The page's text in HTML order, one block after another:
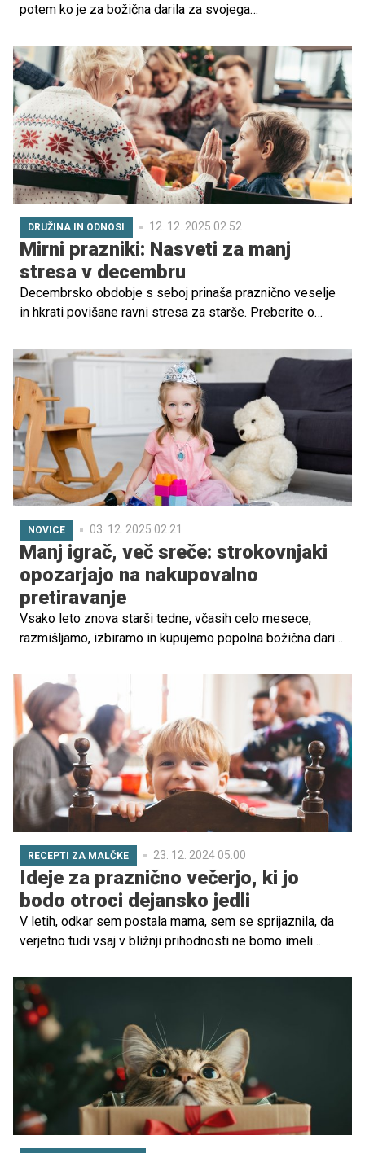
potem ko je za božična darila za svojega
del tega zneska je šel predvsem za luksuzni adventni
koledar, poln presenečenj.
DRUŽINA IN ODNOSI 12. 12. 2025 02.52
Mirni prazniki: Nasveti za manj
stresa v decembru
Decembrsko obdobje s seboj prinaša praznično veselje
in hkrati povišane ravni stresa za starše. Preberite o
družinskih dinamik in ohranjanje miru med prazničnim
časom.
NOVICE 03. 12. 2025 02.21
Manj igrač, več sreče: strokovnjaki
opozarjajo na nakupovalno
pretiravanje
Vsako leto znova starši tedne, včasih celo mesece,
razmišljamo, izbiramo in kupujemo popolna božična darila
trendovske, "must-have", takšne, ki naj bi naredile
božično jutro popolno ...
RECEPTI ZA MALČKE 23. 12. 2024 05.00
Ideje za praznično večerjo, ki jo
bodo otroci dejansko jedli
V letih, odkar sem postala mama, sem se sprijaznila, da
verjetno tudi vsaj v bližnji prihodnosti ne bomo imeli
pripraviti jedi, ob katerih lahko ob praznikih uživa cela
družina in ki jih otroci dejansko s slastjo pojedo.